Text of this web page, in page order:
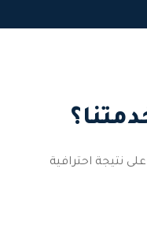
نتيجة احترافية